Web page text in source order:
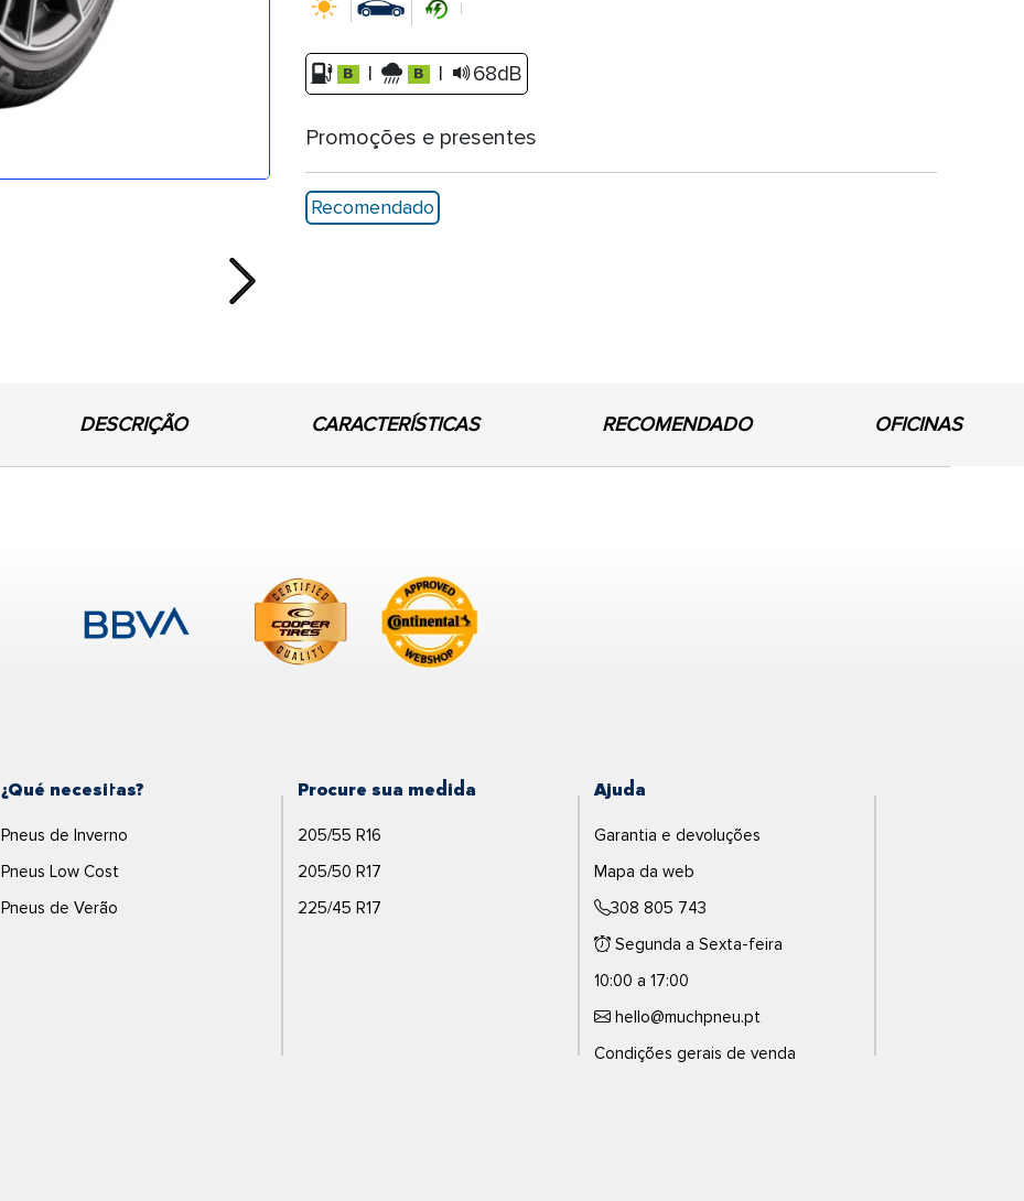
Next
| | 68dB
Promoções e presentes
Recomendado
DESCRIÇÃO CARACTERÍSTICAS RECOMENDADO OFICINAS
¿Qué necesitas?
Pneus de Inverno
Pneus Low Cost
Pneus de Verão
Procure sua medida
205/55 R16
205/50 R17
225/45 R17
Ajuda
Garantia e devoluções
Mapa da web
308 805 743
Segunda a Sexta-feira
10:00 a 17:00
hello@muchpneu.pt
Condições gerais de venda